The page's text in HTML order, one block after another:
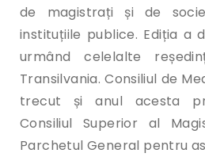
de magistrați și de
instituțiile publice. Ediția a
urmând celelalte
Transilvania. Consiliul de
trecut și anul acesta
Consiliul Superior al
Parchetul General pentru